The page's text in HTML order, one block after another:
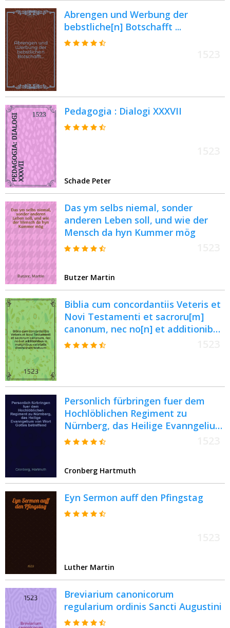
Abrengen und Werbung der
bebstliche[n] Botschafft ...
Pedagogia : Dialogi XXXVII
Schade Peter
Das ym selbs niemal, sonder
anderen Leben soll, und wie der
Mensch da hyn Kummer mög
Butzer Martin
Biblia cum concordantiis Veteris et
Novi Testamenti et sacroru[m]
canonum, nec no[n] et additionibus
in marginibus varietatis
addite sunt concordantie ex viginti
libris Josephi de antiquitatibus et
bello Iudaico excerpte
Personlich fürbringen fuer dem
Hochlöblichen Regiment zu
Nürnberg, das Heilige Evanngelium
von Wort Gottes betreffend
Cronberg Hartmuth
Eyn Sermon auff den Pfingstag
Luther Martin
Breviarium canonicorum
regularium ordinis Sancti Augustini